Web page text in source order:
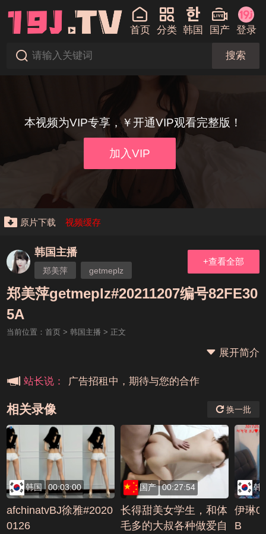
首页 分类 韩国 国产 登录
搜索
本视频为VIP专享，￥开通VIP观看完整版！
加入VIP
原片下载 视频缓存
韩国主播
郑美萍 getmeplz
+查看全部
郑美萍getmeplz#20211207编号82FE30
5A
当前位置： 首页> 韩国主播 > 正文
展开简介
站长说：
本站大事件(19j网站发展历程)
广告招租中，期待与您的合作
相关录像 换一批
韩国 00:03:00
afchinatvBJ徐雅#2020
0126
国产 00:27:54
长得甜美女学生，和体
毛多的大叔各种做爱自
韩
伊琳
B